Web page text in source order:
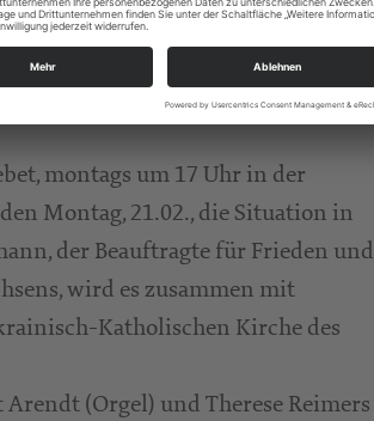
Dresden.
montags um 17 Uhr in der
Montag, 21.02., die Situation in
der Beauftragte für Frieden und
wird es zusammen mit
Katholischen Kirche des
(Orgel) und Therese Reimers